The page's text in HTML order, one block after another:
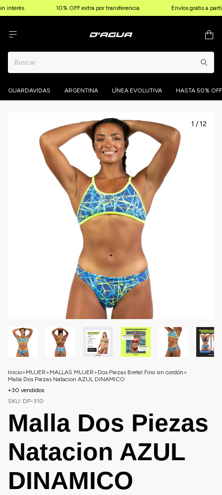
interés 10% OFF extra por transferencia Envíos gratis a
GUARDAVIDAS ARGENTINA LÍNEA EVOLUTIVA HASTA 50% OFF
1 /12
Inicio> MUJER > MALLAS MUJER > Dos Piezas Bretel Fino sin cordón >
Malla Dos Piezas Natacion AZUL DINAMICO
+30 vendidos
SKU: DP-310
Malla Dos Piezas
Natacion AZUL
DINAMICO